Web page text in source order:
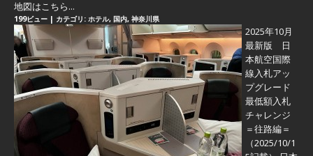
地図はこちら...
199ビュー | カテゴリ: ホテル, 国内, 神奈川県
2025年10月
最新版 日
本航空国際
線入札アッ
プグレード
最低額入札
チャレンジ
＝往路編＝
（2025/10/1